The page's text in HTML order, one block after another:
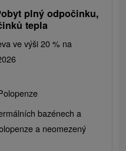
plný odpočinku,
tepla
ve výši 20 % na
bazénech a
a neomezený